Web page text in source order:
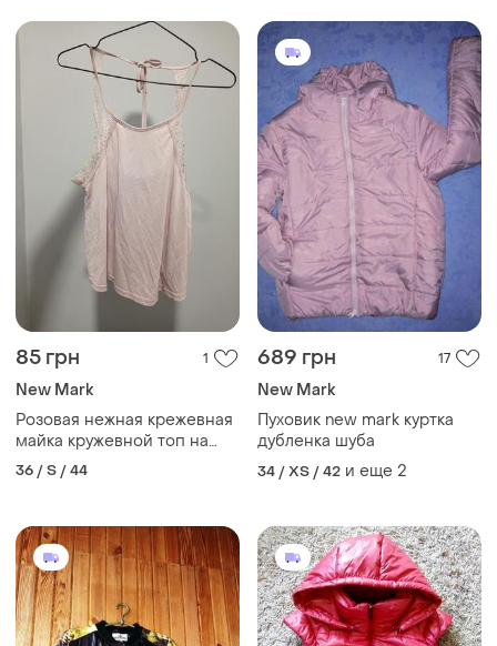
85 грн 1
New Mark
Розовая нежная крежевная
майка кружевной топ на
завязке
36 / S / 44
689 грн 17
New Mark
Пуховик new mark куртка
дубленка шуба
34 / XS / 42 и еще 2